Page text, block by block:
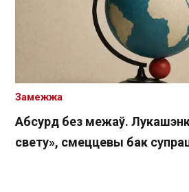
Абсурд без межаў.
свету», смеццевы бак
Замежжа